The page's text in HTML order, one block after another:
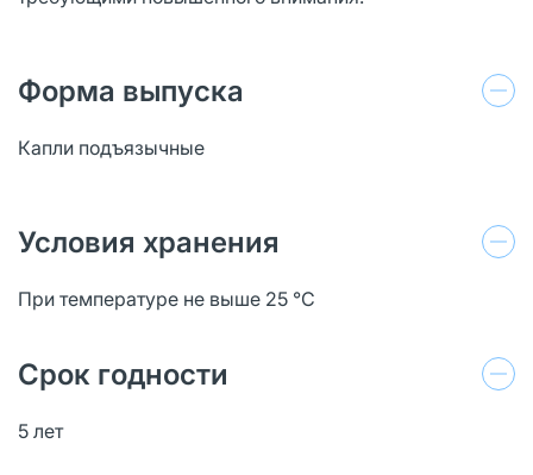
Форма выпуска
Капли подъязычные
Условия хранения
При температуре не выше 25 °C
Срок годности
5 лет